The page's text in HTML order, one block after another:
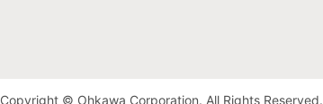
Copyright © Ohkawa Corporation. All Rights Reserved.